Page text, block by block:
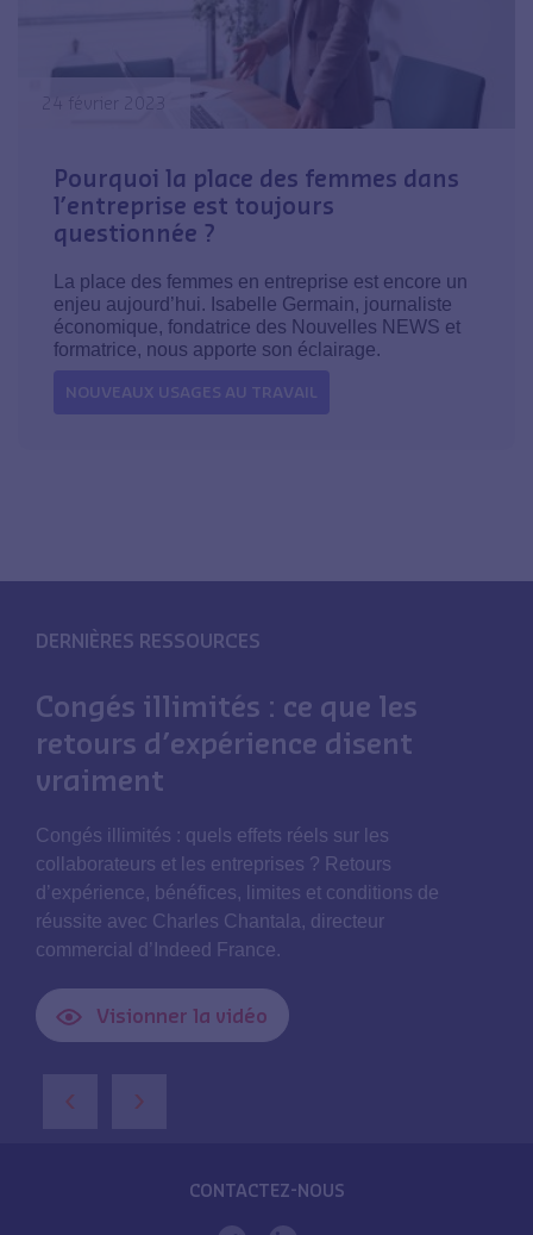
24 février 2023
Pourquoi la place des femmes dans
l’entreprise est toujours
questionnée ?
La place des femmes en entreprise est encore un
enjeu aujourd’hui. Isabelle Germain, journaliste
économique, fondatrice des Nouvelles NEWS et
formatrice, nous apporte son éclairage.
NOUVEAUX USAGES AU TRAVAIL
DERNIÈRES RESSOURCES
Congés illimités : ce que les
retours d’expérience disent
vraiment
Congés illimités : quels effets réels sur les
collaborateurs et les entreprises ? Retours
d’expérience, bénéfices, limites et conditions de
réussite avec Charles Chantala, directeur
commercial d’Indeed France.
Visionner la vidéo
‹ ›
CONTACTEZ-NOUS